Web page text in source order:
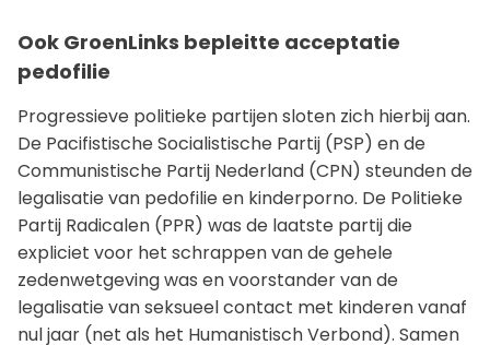
Ook GroenLinks bepleitte acceptatie
pedofilie
Progressieve politieke partijen sloten zich hierbij aan.
De Pacifistische Socialistische Partij (PSP) en de
Communistische Partij Nederland (CPN) steunden de
legalisatie van pedofilie en kinderporno. De Politieke
Partij Radicalen (PPR) was de laatste partij die
expliciet voor het schrappen van de gehele
zedenwetgeving was en voorstander van de
legalisatie van seksueel contact met kinderen vanaf
nul jaar (net als het Humanistisch Verbond). Samen